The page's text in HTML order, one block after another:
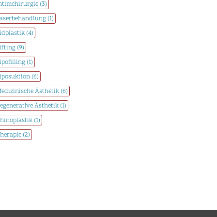
(3)
(1)
(4)
(9)
(1)
(6)
Ästhetik (6)
Ästhetik (1)
(1)
(2)